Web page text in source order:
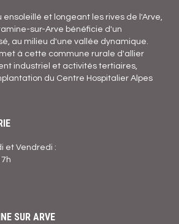
et longeant les rives de l'Arve,
sur-Arve bénéficie d'un
au milieu d'une vallée dynamique.
à cette commune rurale d'allier
industriel et activités tertiaires,
du Centre Hospitalier Alpes
et Vendredi :
SUR ARVE